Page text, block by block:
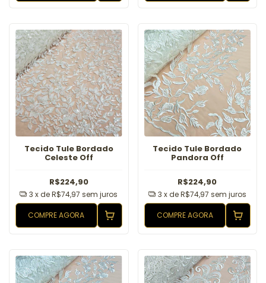
Tecido Tule Bordado
Celeste Off
R$224,90
3 x deR$74,97 sem juros
COMPRE AGORA
Tecido Tule Bordado
Pandora Off
R$224,90
3 x deR$74,97 sem juros
COMPRE AGORA